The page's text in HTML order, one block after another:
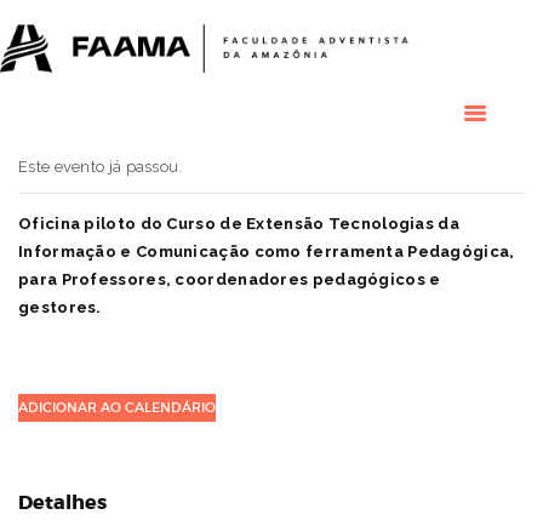
COLÉGIO
GRADUAÇÃO
PÓS GRADUAÇÃO
BIBLIOTECA
PESQUISA E
INSTITUCIONAL
Este evento já passou.
Oficina piloto do Curso de Extensão Tecnologias da
Informação e Comunicação como ferramenta Pedagógica,
para Professores, coordenadores pedagógicos e
gestores.
ADICIONAR AO CALENDÁRIO
Detalhes